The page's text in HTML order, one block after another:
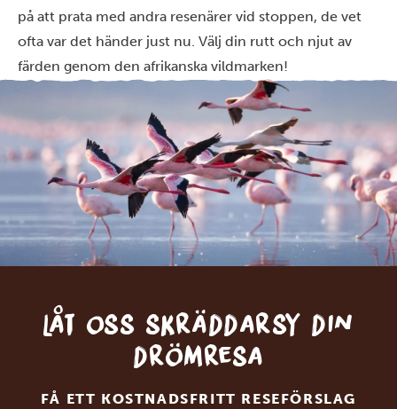
på att prata med andra resenärer vid stoppen, de vet
ofta var det händer just nu. Välj din rutt och njut av
färden genom den afrikanska vildmarken!
Låt oss skräddarsy din
drömresa
FÅ ETT KOSTNADSFRITT RESEFÖRSLAG